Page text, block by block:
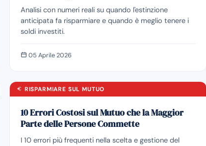
Analisi con numeri reali su quando l'estinzione
anticipata fa risparmiare e quando è meglio tenere i
soldi investiti.
05 Aprile 2026
RISPARMIARE SUL MUTUO
10 Errori Costosi sul Mutuo che la Maggior
Parte delle Persone Commette
I 10 errori più frequenti nella scelta e gestione del